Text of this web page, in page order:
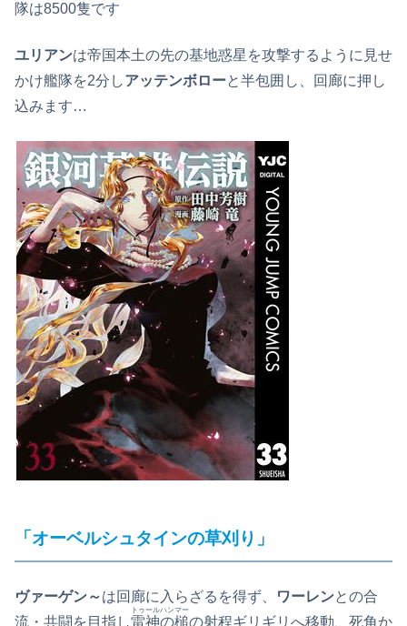
隊は8500隻です
ユリアンは帝国本土の先の基地惑星を攻撃するように見せ
かけ艦隊を2分しアッテンボローと半包囲し、回廊に押し
込みます…
「オーベルシュタインの草刈り」
ヴァーゲン～は回廊に入らざるを得ず、 ワーレンとの合
流・共闘を目指し雷神の槌
トゥールハンマー
の射程ギリギリへ移動、死角か